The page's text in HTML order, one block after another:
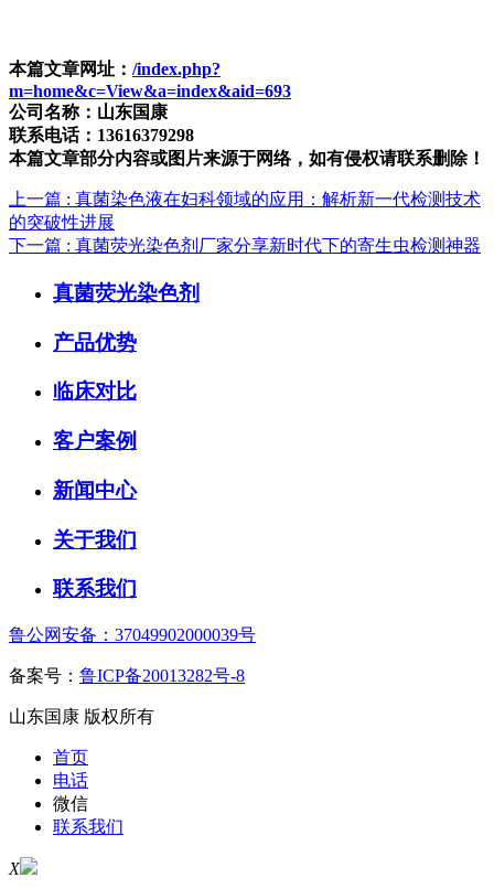
本篇文章网址： /index.php?
m=home&c=View&a=index&aid=693
公司名称：山东国康
联系电话：13616379298
本篇文章部分内容或图片来源于网络，如有侵权请联系删除！
上一篇 : 真菌染色液在妇科领域的应用：解析新一代检测技术
的突破性进展
下一篇 : 真菌荧光染色剂厂家分享新时代下的寄生虫检测神器
真菌荧光染色剂
产品优势
临床对比
客户案例
新闻中心
关于我们
联系我们
鲁公网安备：37049902000039号
备案号： 鲁ICP备20013282号-8
山东国康 版权所有
首页
电话
微信
联系我们
X